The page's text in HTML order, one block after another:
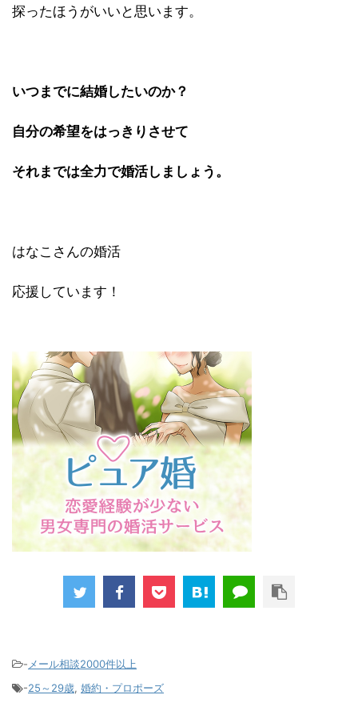
探ったほうがいいと思います。
いつまでに結婚したいのか？
自分の希望をはっきりさせて
それまでは全力で婚活しましょう。
はなこさんの婚活
応援しています！
- メール相談2000件以上
-25～29歳, 婚約・プロポーズ